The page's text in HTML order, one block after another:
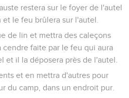
restera sur le foyer de l'autel
le feu brûlera sur l'autel.
de lin et mettra des caleçons
cendre faite par le feu qui aura
et il la déposera près de l'autel.
et en mettra d'autres pour
du camp, dans un endroit pur.